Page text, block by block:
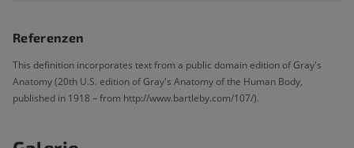
Referenzen
This definition incorporates text from a public domain edition of Gray's
Anatomy (20th U.S. edition of Gray's Anatomy of the Human Body,
published in 1918 – from http://www.bartleby.com/107/).